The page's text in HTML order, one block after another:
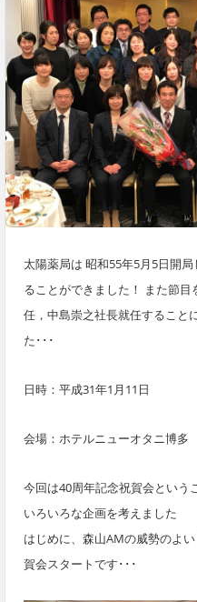
太陽薬局は 昭和55年5月5日開
ることができました！ また節
任，中島崇之社長就任すること
た･･･
日時：平成31年1月11日
会場：ホテルニューオタニ博多
今回は40周年記念祝賀会という
いろいろな企画を考えました
はじめに、 森山AMの威勢のよ
賀会スタートです･･･